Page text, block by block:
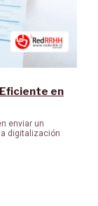
en
enviar un
digitalización